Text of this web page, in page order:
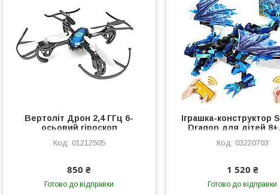
Вертоліт Дрон 2,4 ГГц 6-
осьовий гіроскоп
01212505
850 ₴
Готово до відправки
Іграшка-конструктор
Dragon для дітей
керуванням через
хлопчиків та
03220703
1 520 ₴
Готово до відправки